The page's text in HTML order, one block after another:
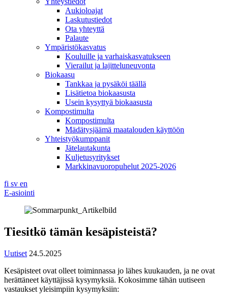
Aukioloajat
Laskutustiedot
Ota yhteyttä
Palaute
Ympäristökasvatus
Kouluille ja varhaiskasvatukseen
Vierailut ja lajitteluneuvonta
Biokaasu
Tankkaa ja pysäköi täällä
Lisätietoa biokaasusta
Usein kysyttyä biokaasusta
Kompostimulta
Kompostimulta
Mädätysjäämä maatalouden käyttöön
Yhteistyökumppanit
Jätelautakunta
Kuljetusyritykset
Markkinavuoropuhelut 2025-2026
fi sv en
E-asiointi
Tiesitkö tämän kesäpisteistä?
Uutiset 24.5.2025
Kesäpisteet ovat olleet toiminnassa jo lähes kuukauden, ja ne ovat
herättäneet käyttäjissä kysymyksiä. Kokosimme tähän uutiseen
vastaukset yleisimpiin kysymyksiin: